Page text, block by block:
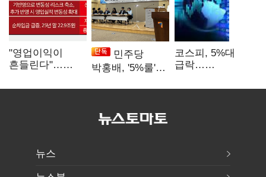
"영업이익이
흔들린다"…
18에 취약
민주당
박홍배, '5%룰'
법제화 추진
코스피, 5%대
급락…
발동
뉴스